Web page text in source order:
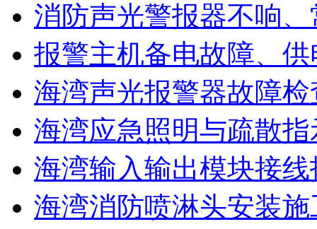
消防声光警报器不响
报警主机备电故障、
海湾声光报警器故障
海湾应急照明与疏散
海湾输入输出模块接
海湾消防喷淋头安装